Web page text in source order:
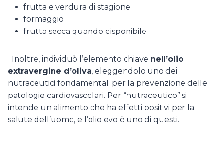
frutta e verdura di stagione
formaggio
frutta secca quando disponibile
Inoltre, individuò l’elemento chiave nell’olio
extravergine d’oliva, eleggendolo uno dei
nutraceutici fondamentali per la prevenzione delle
patologie cardiovascolari. Per “nutraceutico” si
intende un alimento che ha effetti positivi per la
salute dell’uomo, e l’olio evo è uno di questi.